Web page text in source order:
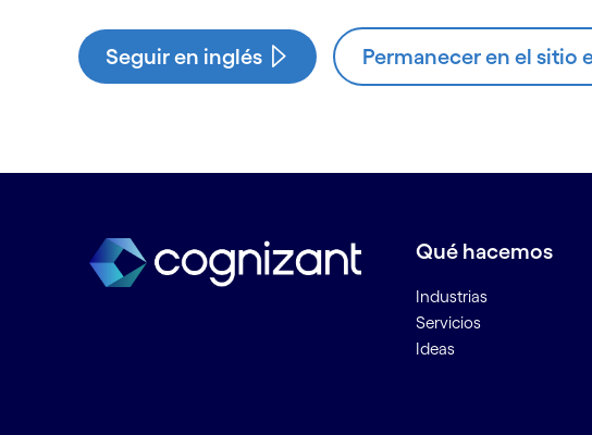
Seguir en inglés Permanecer en el sitio
Qué hacemos
Industrias
Servicios
Ideas